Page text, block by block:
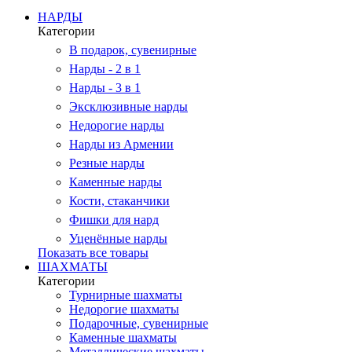
НАРДЫ
Категории
В подарок, сувенирные
Нарды - 2 в 1
Нарды - 3 в 1
Эксклюзивные нарды
Недорогие нарды
Нарды из Армении
Резные нарды
Каменные нарды
Кости, стаканчики
Фишки для нард
Уценённые нарды
Показать все товары
ШАХМАТЫ
Категории
Турнирные шахматы
Недорогие шахматы
Подарочные, сувенирные
Каменные шахматы